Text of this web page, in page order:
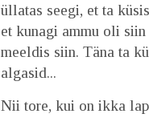
üllatas seegi, et ta
et kunagi ammu oli
meeldis siin. Täna ta
algasid...
Nii tore, kui on ikka